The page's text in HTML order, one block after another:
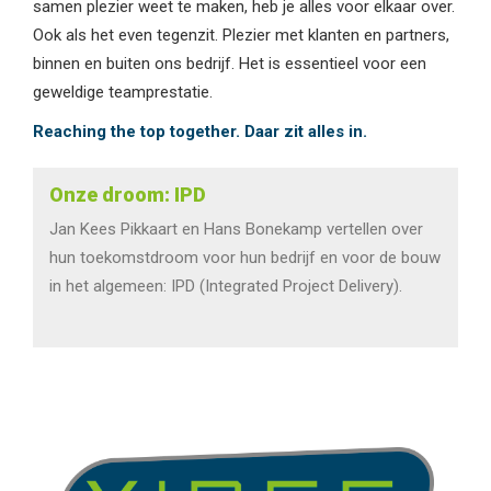
samen plezier weet te maken, heb je alles voor elkaar over.
Ook als het even tegenzit. Plezier met klanten en partners,
binnen en buiten ons bedrijf. Het is essentieel voor een
geweldige teamprestatie.
Reaching the top together. Daar zit alles in.
Onze droom: IPD
Jan Kees Pikkaart en Hans Bonekamp vertellen over
hun toekomstdroom voor hun bedrijf en voor de bouw
in het algemeen: IPD (Integrated Project Delivery).